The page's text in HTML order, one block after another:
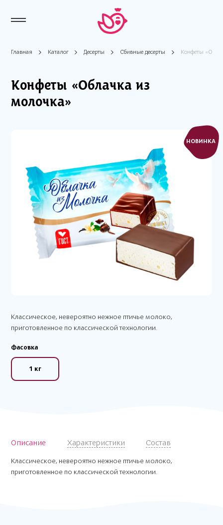
Главная Каталог Десерты Сбивные десерты Конфеты
НОВИНКА
Конфеты «Облачка из
молочка»
Классическое, невероятно нежное птичье молоко,
приготовленное по классической технологии.
Фасовка
1 кг
Описание Характеристики Состав
Классическое, невероятно нежное птичье молоко,
приготовленное по классической технологии.